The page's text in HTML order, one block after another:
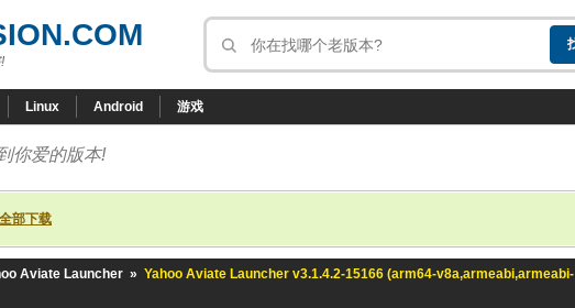
Linux Android 游戏
你爱的版本!
部下载
Aviate Launcher » Yahoo Aviate Launcher v3.1.4.2-15166 (arm64-v8a,armeabi,armeabi-